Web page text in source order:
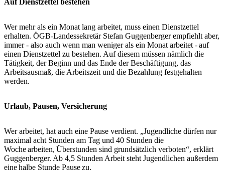
Wer mehr als ein Monat lang arbeitet, muss einen Dienstzettel
erhalten. ÖGB-Landessekretär Stefan Guggenberger empfiehlt aber,
immer - also auch wenn man weniger als ein Monat arbeitet - auf
einen Dienstzettel zu bestehen. Auf diesem müssen nämlich die
Tätigkeit, der Beginn und das Ende der Beschäftigung, das
Arbeitsausmaß, die Arbeitszeit und die Bezahlung festgehalten
werden.
Urlaub, Pausen, Versicherung
Wer arbeitet, hat auch eine Pause verdient. „Jugendliche dürfen nur
maximal acht Stunden am Tag und 40 Stunden die
Woche arbeiten, Überstunden sind grundsätzlich verboten“, erklärt
Guggenberger. Ab 4,5 Stunden Arbeit steht Jugendlichen außerdem
eine halbe Stunde Pause zu.